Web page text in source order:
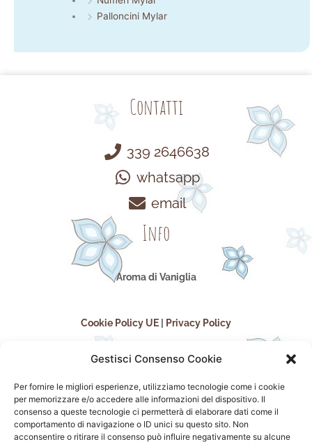
Gestisci Consenso Cookie
Per fornire le migliori esperienze, utilizziamo tecnologie come i cookie
per memorizzare e/o accedere alle informazioni del dispositivo. Il
consenso a queste tecnologie ci permetterà di elaborare dati come il
comportamento di navigazione o ID unici su questo sito. Non
acconsentire o ritirare il consenso può influire negativamente su alcune
Palloncini Mylar
Contatti
339 2646638
whatsapp
email
Info
Aroma di Vaniglia
Cookie Policy UE Privacy Policy
seguici sui social